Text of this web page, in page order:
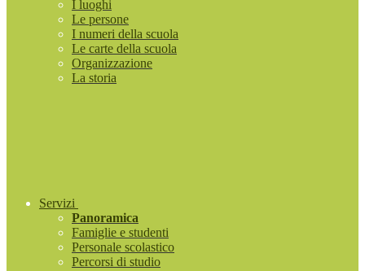
I luoghi
Le persone
I numeri della scuola
Le carte della scuola
Organizzazione
La storia
Servizi
Panoramica
Famiglie e studenti
Personale scolastico
Percorsi di studio